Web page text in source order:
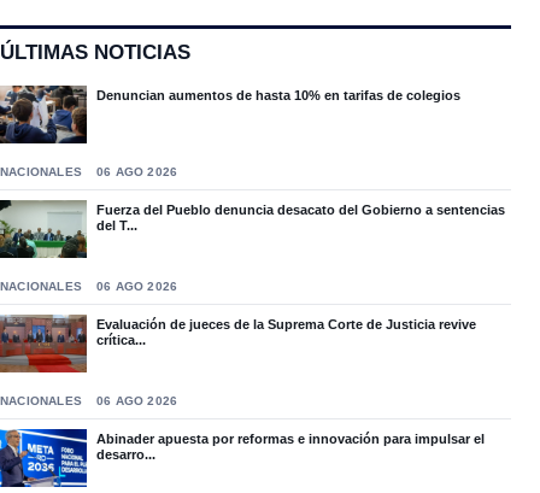
ÚLTIMAS NOTICIAS
Denuncian aumentos de hasta 10% en tarifas de colegios
NACIONALES 06 AGO 2026
Fuerza del Pueblo denuncia desacato del Gobierno a sentencias
del T...
NACIONALES 06 AGO 2026
Evaluación de jueces de la Suprema Corte de Justicia revive
crítica...
NACIONALES 06 AGO 2026
Abinader apuesta por reformas e innovación para impulsar el
desarro...